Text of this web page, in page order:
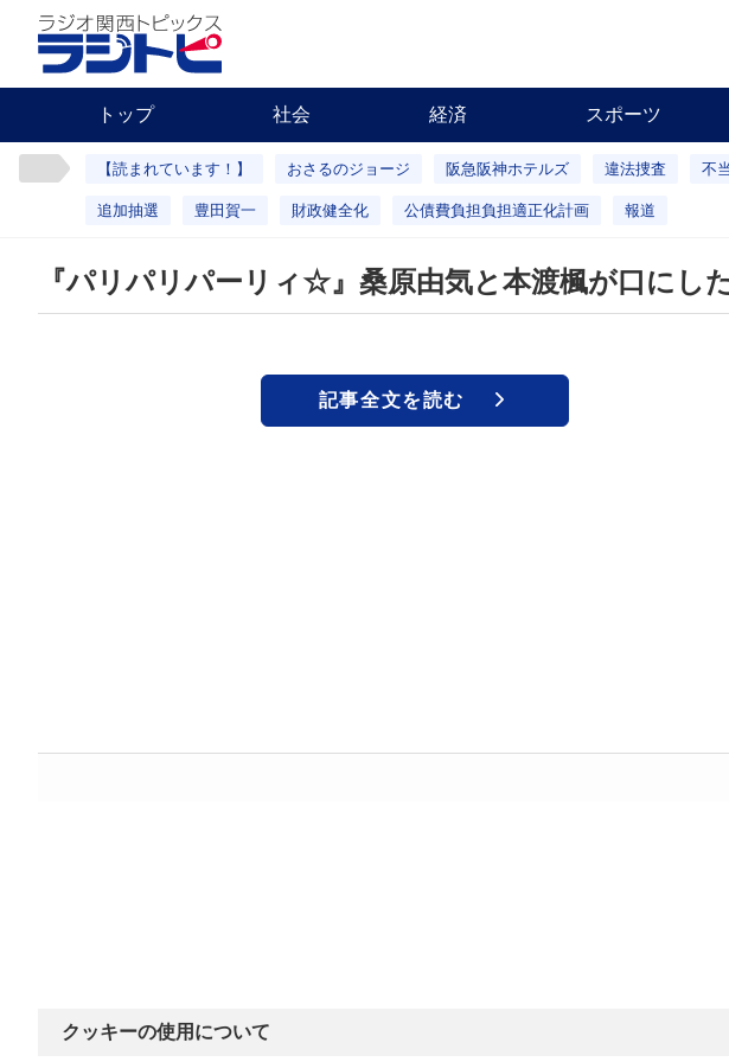
トップ 社会 経済 スポーツ
【読まれています！】 おさるのジョージ 阪急阪神ホテルズ 違法捜査 不
追加抽選 豊田賀一 財政健全化 公債費負担負担適正化計画 報道
『パリパリパーリィ☆』桑原由気と本渡楓が口にし
記事全文を読む
クッキーの使用について